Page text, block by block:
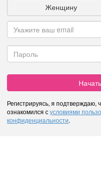
Женщину
Регистрируясь, я подтверждаю,
ознакомился сусловиями
конфиденциальности.